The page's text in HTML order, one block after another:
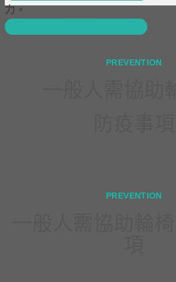
力。
PREVENTION
PREVENTION